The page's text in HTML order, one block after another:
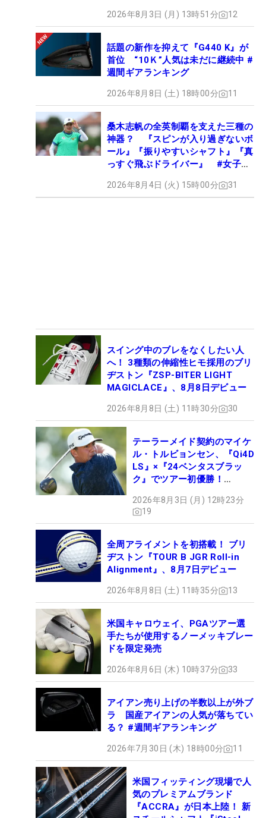
2026年8月3日 (月) 13時51分 12
話題の新作を抑えて『G440 K』が
首位 “10Ｋ”人気は未だに継続中 #
週間ギアランキング
2026年8月8日 (土) 18時00分 11
桑木志帆の全英制覇を支えた三種の
神器？ 『スピンが入り過ぎないボ
ール』『振りやすいシャフト』『真
っすぐ飛ぶドライバー』 #女子プ
2026年8月4日 (火) 15時00分 31
スイング中のブレをなくしたい人
へ！ 3種類の伸縮性ヒモ採用のブリ
ヂストン『ZSP-BITER LIGHT
MAGICLACE』、8月8日デビュー
2026年8月8日 (土) 11時30分 30
テーラーメイド契約のマイケ
ル・トルビョンセン、『Qi4D
LS』×『24ベンタスブラッ
ク』でツアー初優勝！
2026年8月3日 (月) 12時23分
19
全周アライメントを初搭載！ ブリ
ヂストン『TOUR B JGR Roll-in
Alignment』、8月7日デビュー
2026年8月8日 (土) 11時35分 13
米国キャロウェイ、PGAツアー選
手たちが使用するノーメッキブレー
ドを限定発売
2026年8月6日 (木) 10時37分 33
アイアン売り上げの半数以上が外ブ
ラ 国産アイアンの人気が落ちてい
る？ #週間ギアランキング
2026年7月30日 (木) 18時00分 11
米国フィッティング現場で人
気のプレミアムブランド
『ACCRA』が日本上陸！ 新